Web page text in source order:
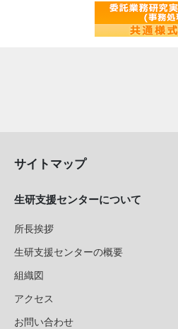
サイトマップ
生研支援センターについて
所長挨拶
生研支援センターの概要
組織図
アクセス
お問い合わせ